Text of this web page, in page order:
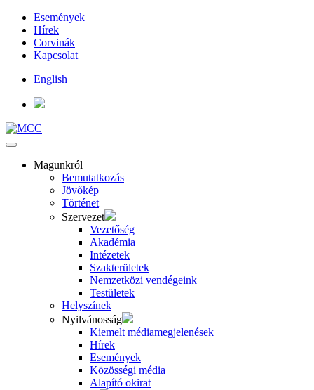
Események
Hírek
Corvinák
Kapcsolat
English
Magunkról
Bemutatkozás
Jövőkép
Történet
Szervezet
Vezetőség
Akadémia
Intézetek
Szakterületek
Nemzetközi vendégeink
Testületek
Helyszínek
Nyilvánosság
Kiemelt médiamegjelenések
Hírek
Események
Közösségi média
Alapító okirat